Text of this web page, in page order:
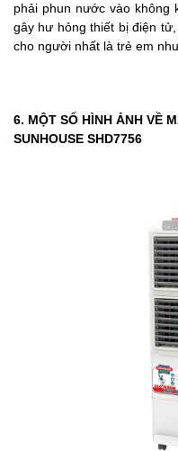
phải phun nước vào không
gây hư hỏng thiết bị điện
cho người nhất là trẻ em
6. MỘT SỐ HÌNH ẢNH VỀ
SUNHOUSE SHD7756